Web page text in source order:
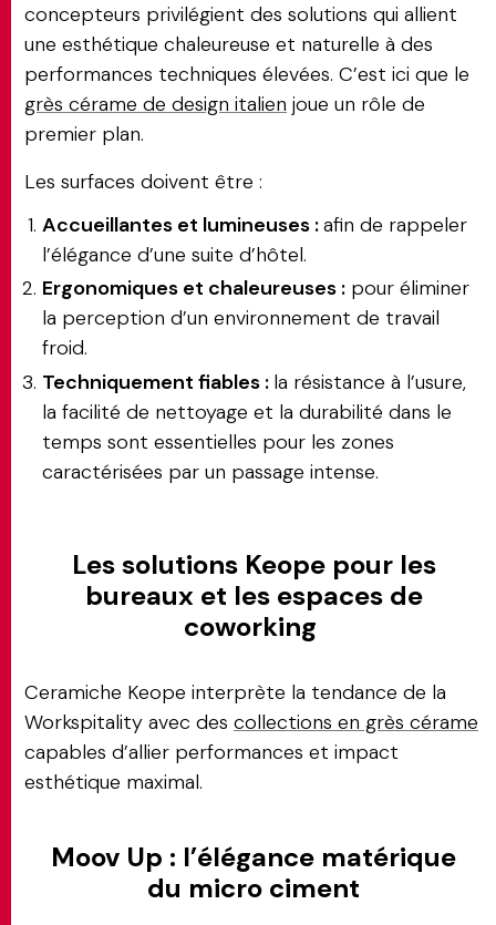
concepteurs privilégient des solutions qui allient
une esthétique chaleureuse et naturelle à des
performances techniques élevées. C’est ici que le
grès cérame de design italien joue un rôle de
premier plan.
Les surfaces doivent être :
Accueillantes et lumineuses :afin de rappeler
l’élégance d’une suite d’hôtel.
Ergonomiques et chaleureuses : pour éliminer
la perception d’un environnement de travail
froid.
Techniquement fiables : la résistance à l’usure,
la facilité de nettoyage et la durabilité dans le
temps sont essentielles pour les zones
caractérisées par un passage intense.
Les solutions Keope pour les
bureaux et les espaces de
coworking
Ceramiche Keope interprète la tendance de la
Workspitality avec des collections en grès cérame
capables d’allier performances et impact
esthétique maximal.
Moov Up : l’élégance matérique
du micro ciment